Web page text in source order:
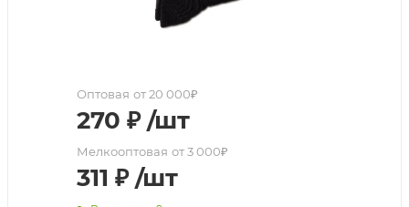
Оптовая от 20 000₽
270 ₽ /шт
Мелкооптовая от 3 000₽
311 ₽ /шт